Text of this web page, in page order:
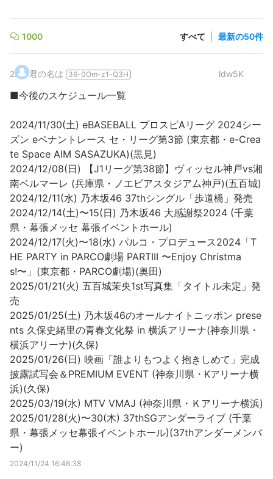
1000 すべて 最新の50件
2. 君の名は 36-0Om-z1-Q3H ldw5K
■今後のスケジュール一覧
2024/11/30(土) eBASEBALL プロスピAリーグ 2024シー
ズン eペナントレース セ・リーグ第3節 (東京都・e-Crea
te Space AIM SASAZUKA)(黒見)
2024/12/08(日) 【J1リーグ第38節】ヴィッセル神戸vs湘
南ベルマーレ (兵庫県・ノエビアスタジアム神戸)(五百城)
2024/12/11(水) 乃木坂46 37thシングル「歩道橋」発売
2024/12/14(土)〜15(日) 乃木坂46 大感謝祭2024 (千葉
県・幕張メッセ 幕張イベントホール)
2024/12/17(火)〜18(水) パルコ・プロデュース2024「T
HE PARTY in PARCO劇場 PARTIII 〜Enjoy Christma
s!〜」(東京都・PARCO劇場)(奥田)
2025/01/21(火) 五百城茉央1st写真集「タイトル未定」発
売
2025/01/25(土) 乃木坂46のオールナイトニッポン prese
nts 久保史緒里の青春文化祭 in 横浜アリーナ(神奈川県・
横浜アリーナ)(久保)
2025/01/26(日) 映画「誰よりもつよく抱きしめて」完成
披露試写会＆PREMIUM EVENT (神奈川県・Kアリーナ横
浜)(久保)
2025/03/19(水) MTV VMAJ (神奈川県・Ｋアリーナ横浜)
2025/01/28(火)〜30(木) 37thSGアンダーライブ (千葉
県・幕張メッセ幕張イベントホール)(37thアンダーメンバ
ー)
2024/11/24 16:46:38